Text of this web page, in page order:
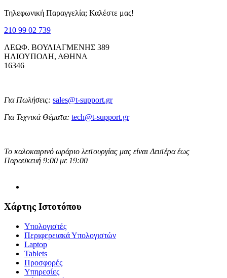
Τηλεφωνική Παραγγελία; Καλέστε μας!
210 99 02 739
ΛΕΩΦ. ΒΟΥΛΙΑΓΜΕΝΗΣ 389
ΗΛΙΟΥΠΟΛΗ, ΑΘΗΝΑ
16346
Για Πωλήσεις: sales@t-support.gr
Για Τεχνικά Θέματα: tech@t-support.gr
Το καλοκαιρινό ωράριο λειτουργίας μας είναι Δευτέρα έως
Παρασκευή 9:00 με 19:00
Χάρτης Ιστοτόπου
Υπολογιστές
Περιφερειακά Υπολογιστών
Laptop
Tablets
Προσφορές
Υπηρεσίες